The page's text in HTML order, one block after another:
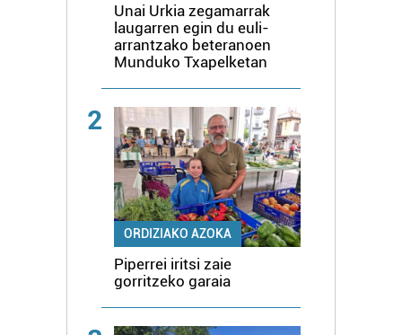
Unai Urkia zegamarrak
laugarren egin du euli-
arrantzako beteranoen
Munduko Txapelketan
2
ORDIZIAKO AZOKA
Piperrei iritsi zaie
gorritzeko garaia